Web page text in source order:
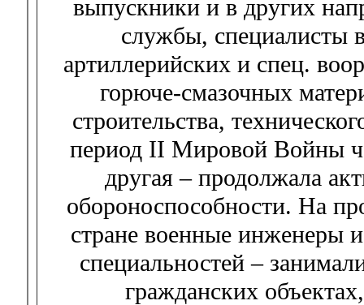
выпускники и в других
службы, специалисты
артиллерийских и спец.
горюче-смазочных
строительства,
период II Мировой Войны
другая – продолжала
обороноспособности. На
стране военные
специальностей –
гражданских